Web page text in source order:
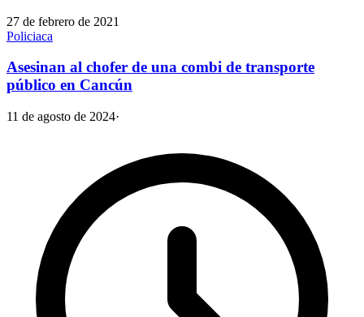
27 de febrero de 2021
Policiaca
Asesinan al chofer de una combi de transporte
público en Cancún
11 de agosto de 2024·